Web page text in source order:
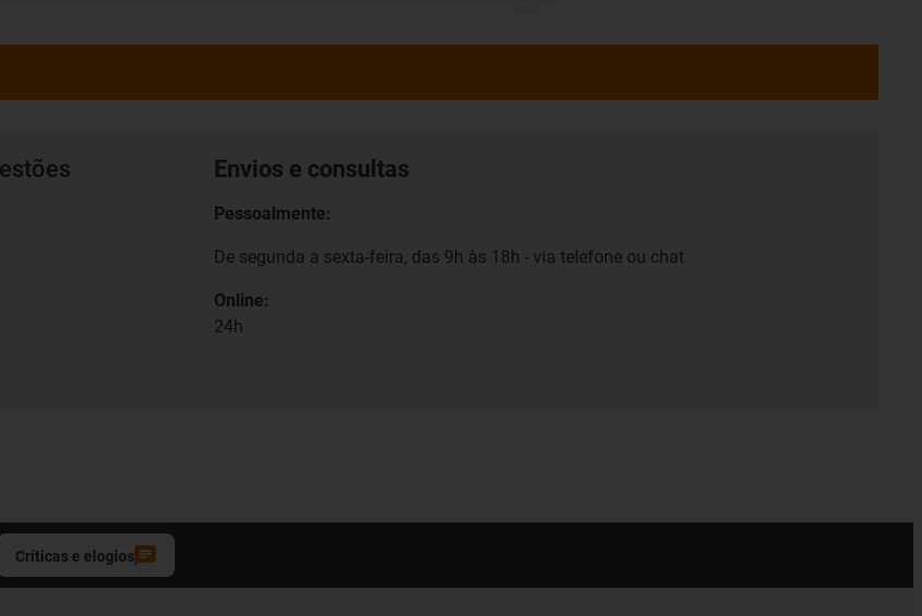
Envios e consultas
Pessoalmente:
De segunda a sexta-feira, das 9h às 18h - via telefone ou chat
Online:
24h
Críticas e elogios